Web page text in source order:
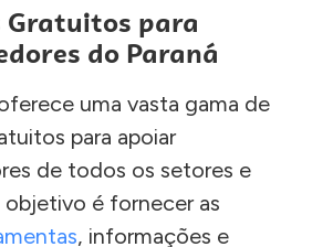
Gratuitos para
do Paraná
uma vasta gama de
para apoiar
de todos os setores e
é fornecer as
, informações e